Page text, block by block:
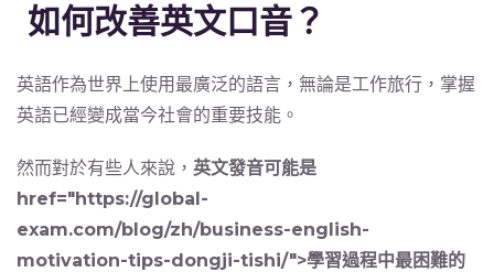
如何改善英文口音？
英語作為世界上使用最廣泛的語言，無論是工作旅行，掌握
英語已經變成當今社會的重要技能。
然而對於有些人來說， 英文發音可能是
href="https://global-
exam.com/blog/zh/business-english-
motivation-tips-dongji-tishi/">學習過程中最困難的